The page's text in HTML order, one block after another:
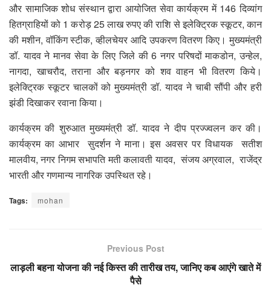
और सामाजिक शोध संस्थान द्वारा आयोजित सेवा कार्यक्रम में 146 दिव्यांग
हितग्राहियों को 1 करोड़ 25 लाख रुपए की राशि से इलेक्ट्रिक स्कूटर, कान
की मशीन, वॉकिंग स्टीक, व्हीलचेयर आदि उपकरण वितरण किए। मुख्यमंत्री
डॉ. यादव ने मानव सेवा के लिए जिले की 6 नगर परिषदों माकडोन, उन्हेल,
नागदा, खाचरौद, तराना और बड़नगर को शव वाहन भी वितरण किये।
इलेक्ट्रिक स्कूटर चालकों को मुख्यमंत्री डॉ. यादव ने चाबी सौंपी और हरी
झंडी दिखाकर रवाना किया।
कार्यक्रम की शुरुआत मुख्यमंत्री डॉ. यादव ने दीप प्रज्ज्वलन कर की।
कार्यक्रम का आभार सुदर्शन ने माना। इस अवसर पर विधायक सतीश
मालवीय, नगर निगम सभापति मती कलावती यादव, संजय अग्रवाल, राजेंद्र
भारती और गणमान्य नागरिक उपस्थित रहे।
Tags: mohan
Previous Post
लाड़ली बहना योजना की नई किस्त की तारीख तय, जानिए कब आएंगे खाते में
पैसे